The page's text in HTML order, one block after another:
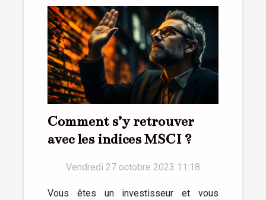
Comment s’y retrouver
avec les indices MSCI ?
Vendredi 27 octobre 2023 11:18
Vous êtes un investisseur et vous